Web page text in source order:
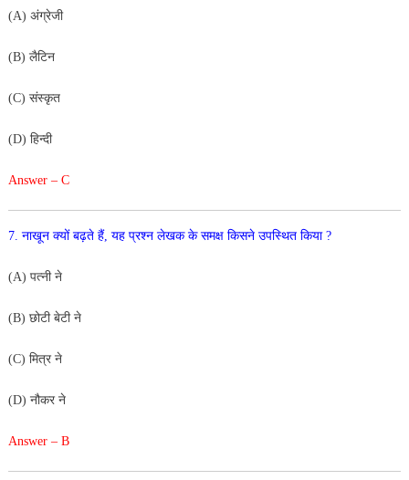
(A) अंग्रेजी
(B) लैटिन
(C) संस्कृत
(D) हिन्दी
Answer – C
7. नाखून क्यों बढ़ते हैं, यह प्रश्न लेखक के समक्ष किसने उपस्थित किया ?
(A) पत्नी ने
(B) छोटी बेटी ने
(C) मित्र ने
(D) नौकर ने
Answer – B